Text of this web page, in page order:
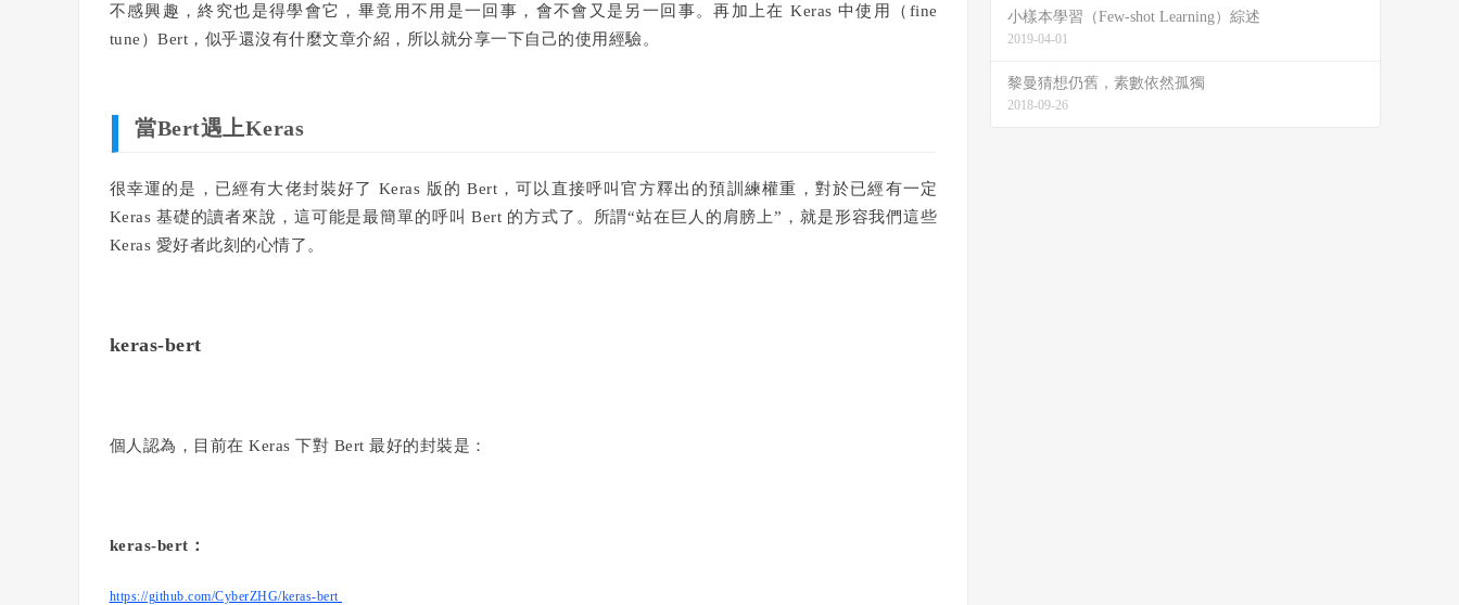
不感興趣，終究也是得學會它，畢竟用不用是一回事，會不會又是另一回事。再加上在 Keras 中使用（fine
tune）Bert，似乎還沒有什麼文章介紹，所以就分享一下自己的使用經驗。
當Bert遇上Keras
很幸運的是，已經有大佬封裝好了 Keras 版的 Bert，可以直接呼叫官方釋出的預訓練權重，對於已經有一定
Keras 基礎的讀者來說，這可能是最簡單的呼叫 Bert 的方式了。所謂“站在巨人的肩膀上”，就是形容我們這些
Keras 愛好者此刻的心情了。
keras-bert
個人認為，目前在 Keras 下對 Bert 最好的封裝是：
keras-bert：
https://github.com/CyberZHG/keras-bert
小樣本學習（Few-shot Learning）綜述
2019-04-01
黎曼猜想仍舊，素數依然孤獨
2018-09-26